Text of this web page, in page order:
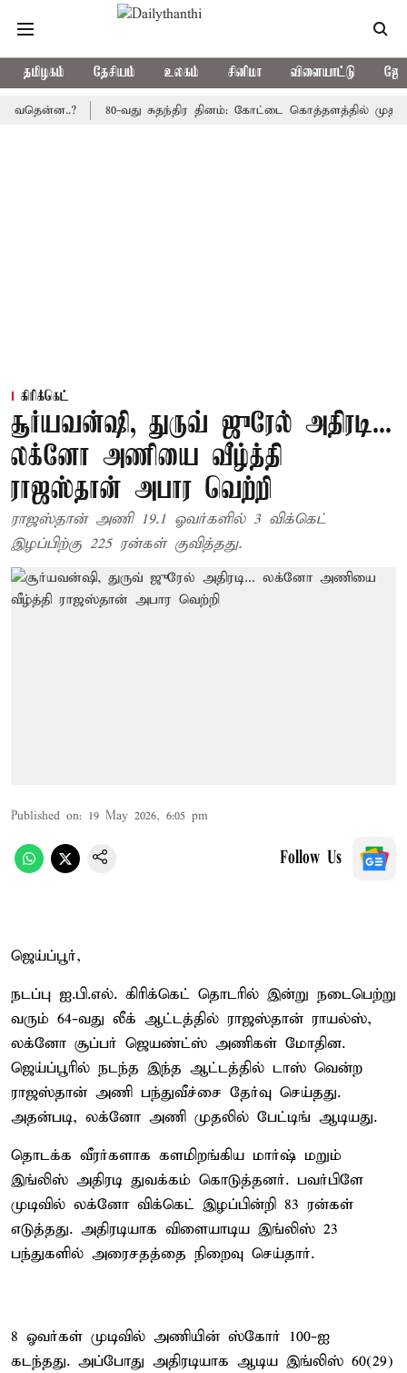
தமிழகம் தேசியம் உலகம் சினிமா விளையாட்டு
80-வது சுதந்திர தினம்: கோட்டை கொத்தளத்தில் முதல்
கிரிக்கெட்
சூர்யவன்ஷி, துருவ் ஜுரேல் அதிரடி...
லக்னோ அணியை வீழ்த்தி
ராஜஸ்தான் அபார வெற்றி
ராஜஸ்தான் அணி 19.1 ஓவர்களில் 3 விக்கெட்
இழப்பிற்கு 225 ரன்கள் குவித்தது.
Published on: 19 May 2026, 6:05 pm
Follow Us
ஜெய்ப்பூர்,
நடப்பு ஐ.பி.எல். கிரிக்கெட் தொடரில் இன்று நடைபெற்று
வரும் 64-வது லீக் ஆட்டத்தில் ராஜஸ்தான் ராயல்ஸ்,
லக்னோ சூப்பர் ஜெயண்ட்ஸ் அணிகள் மோதின.
ஜெய்ப்பூரில் நடந்த இந்த ஆட்டத்தில் டாஸ் வென்ற
ராஜஸ்தான் அணி பந்துவீச்சை தேர்வு செய்தது.
அதன்படி, லக்னோ அணி முதலில் பேட்டிங் ஆடியது.
தொடக்க வீரர்களாக களமிறங்கிய மார்ஷ் மறும்
இங்லிஸ் அதிரடி துவக்கம் கொடுத்தனர். பவர்பிளே
முடிவில் லக்னோ விக்கெட் இழப்பின்றி 83 ரன்கள்
எடுத்தது. அதிரடியாக விளையாடிய இங்லிஸ் 23
பந்துகளில் அரைசதத்தை நிறைவு செய்தார்.
8 ஓவர்கள் முடிவில் அணியின் ஸ்கோர் 100-ஐ
கடந்தது. அப்போது அதிரடியாக ஆடிய இங்லிஸ் 60(29)